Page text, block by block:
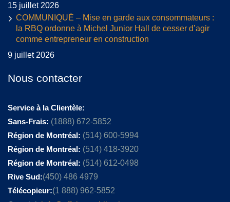
15 juillet 2026
COMMUNIQUÉ – Mise en garde aux consommateurs :
la RBQ ordonne à Michel Junior Hall de cesser d’agir
comme entrepreneur en construction
9 juillet 2026
Nous contacter
Service à la Clientèle:
Sans-Frais: (1888) 672-5852
Région de Montréal: (514) 600-5994
Région de Montréal: (514) 418-3920
Région de Montréal: (514) 612-0498
Rive Sud:(450) 486 4979
Télécopieur:(1 888) 962-5852